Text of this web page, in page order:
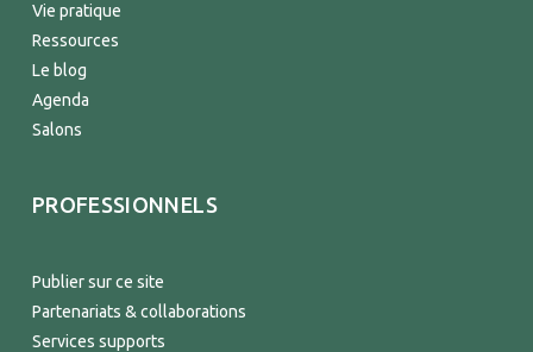
Vie pratique
Ressources
Le blog
Agenda
Salons
PROFESSIONNELS
Publier sur ce site
Partenariats & collaborations
Services supports